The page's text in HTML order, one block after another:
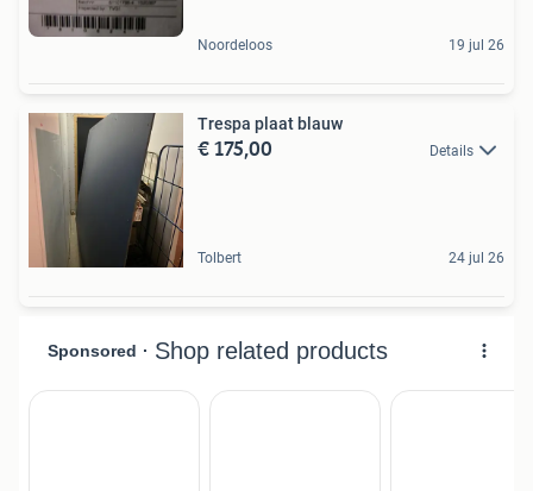
Noordeloos 19 jul 26
Trespa plaat blauw
€ 175,00 Details
Tolbert 24 jul 26